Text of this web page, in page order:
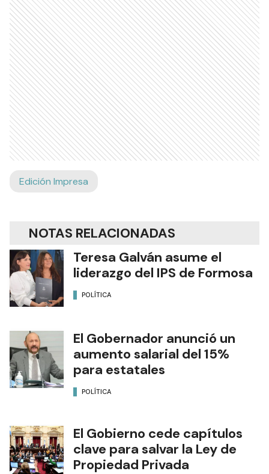
Edición Impresa
NOTAS RELACIONADAS
Teresa Galván asume el
liderazgo del IPS de Formosa
POLÍTICA
El Gobernador anunció un
aumento salarial del 15%
para estatales
POLÍTICA
El Gobierno cede capítulos
clave para salvar la Ley de
Propiedad Privada